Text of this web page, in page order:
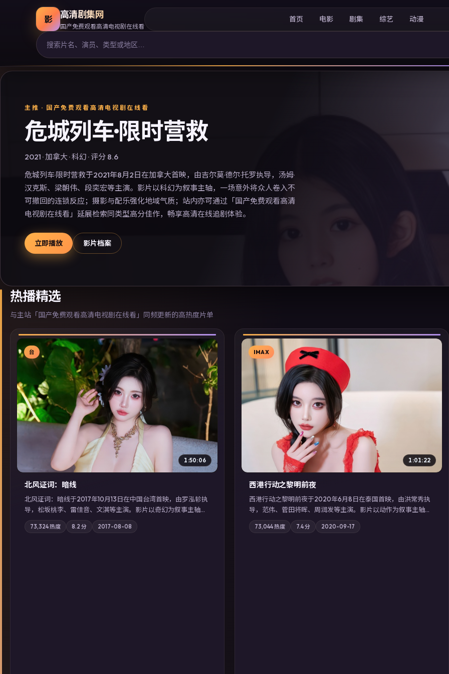
影 高清剧集网
国产免费观看高清电视剧在线看
首页 电影 剧集 综艺 动漫
主推 · 国产免费观看高清电视剧在线看
危城列车·限时营救
2021 ·加拿大 ·科幻 · 评分 8.6
危城列车·限时营救于2021年8月2日在加拿大首映，由吉尔莫·德尔·托罗执导，汤姆·
汉克斯、梁朝伟、段奕宏等主演。影片以科幻为叙事主轴，一场意外将众人卷入不
可撤回的连锁反应；摄影与配乐强化地域气质；站内亦可通过「国产免费观看高清
电视剧在线看」延展检索同类型高分佳作，畅享高清在线追剧体验。
立即播放 影片档案
热播精选
与主站「国产免费观看高清电视剧在线看」同频更新的高热度片单
▶
台
1:50:06
北风证词：暗线
北风证词：暗线于2017年10月13日在中国台湾首映，由罗泓轸执
导，松坂桃李、雷佳音、文淇等主演。影片以奇幻为叙事主轴，
旧案重提，真相与谎言在同一条时间线上交锋；摄影与配乐强化
地域气质；站内亦可通过「国产免费观看高清电视剧在线看」延
73,324热度 8.2 分 2017-08-08
▶
IMAX
1:01:22
西港行动之黎明前夜
西港行动之黎明前夜于2020年6月8日在泰国首映，由洪常秀执
导，范伟、菅田将晖、周润发等主演。影片以动作为叙事主轴，
亲情与职责必须在倒计时结束前做出抉择；摄影与配乐强化地域
气质；站内亦可通过「国产免费观看高清电视剧在线看」延展检
73,044热度 7.4分 2020-09-17